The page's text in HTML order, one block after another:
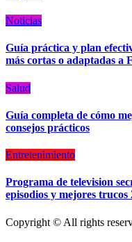
Noticias
Guía práctica y plan
más cortas o adaptadas a
Salud
Guía completa de cómo
consejos prácticos
Entretenimiento
Programa de television
episodios y mejores trucos
Copyright © All rights